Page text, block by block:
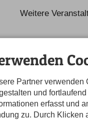
Weitere
Partner
und
erfasst und
zu. Durch Klicken